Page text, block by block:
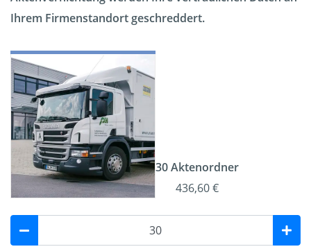
Ihrem Firmenstandort geschreddert.
30 Aktenordner
436,60 €